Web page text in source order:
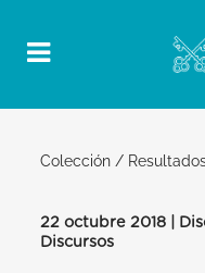
Colección /
22 octubre 2018 |
Discursos